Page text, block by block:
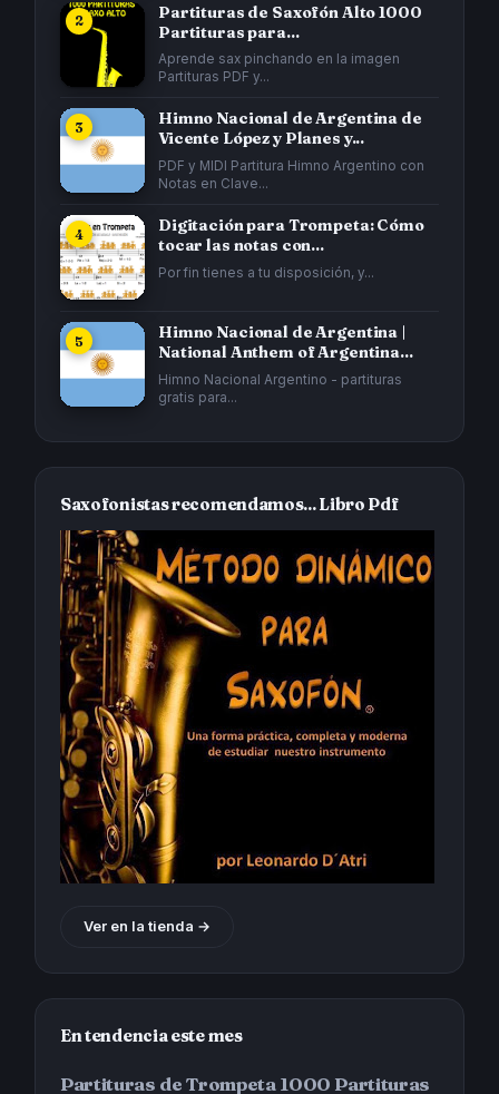
Partituras de Saxofón Alto 1000
Partituras para...
Aprende sax pinchando en la imagen
Partituras PDF y...
Himno Nacional de Argentina de
Vicente López y Planes y...
PDF y MIDI Partitura Himno Argentino con
Notas en Clave...
Digitación para Trompeta: Cómo
tocar las notas con...
Por fin tienes a tu disposición, y...
Himno Nacional de Argentina |
National Anthem of Argentina...
Himno Nacional Argentino - partituras
gratis para...
Saxofonistas recomendamos... Libro Pdf
Ver en la tienda →
En tendencia este mes
Partituras de Trompeta 1000 Partituras